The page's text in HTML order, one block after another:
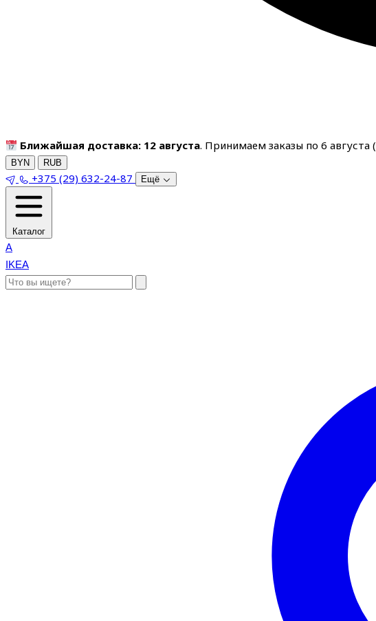
Ближайшая доставка: 12 августа. Принимаем заказы по 6 августа (
BYN RUB
+375 (29) 632-24-87 Ещё
Каталог
A
IKEA